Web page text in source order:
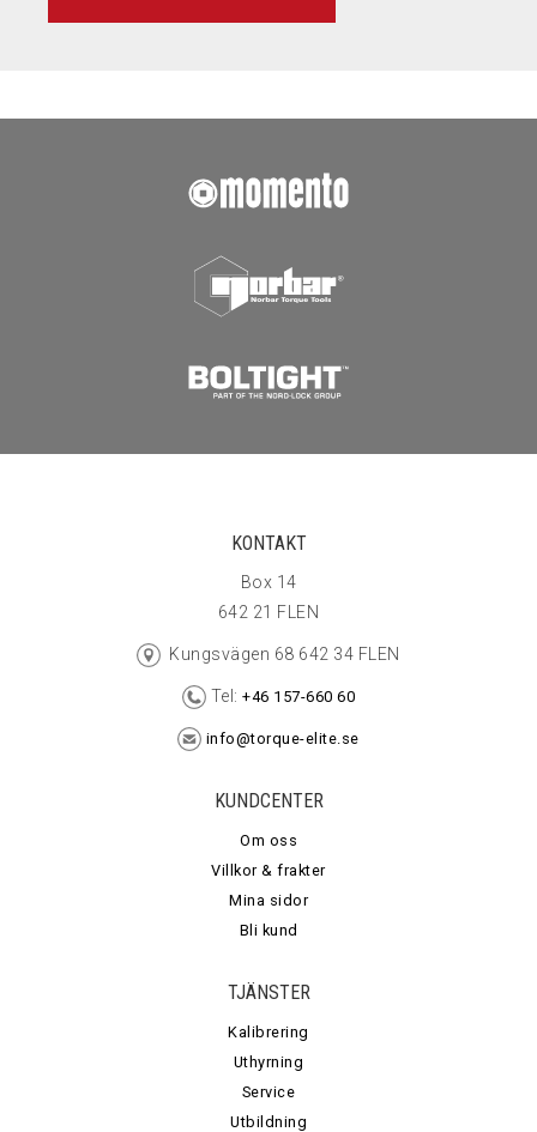
KONTAKT
Box 14
642 21 FLEN
Kungsvägen 68 642 34 FLEN
Tel: +46 157-660 60
info@torque-elite.se
KUNDCENTER
Om oss
Villkor & frakter
Mina sidor
Bli kund
TJÄNSTER
Kalibrering
Uthyrning
Service
Utbildning